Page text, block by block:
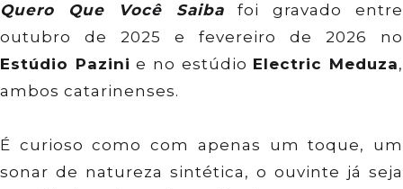
Quero Que Você Saiba foi gravado entre
outubro de 2025 e fevereiro de 2026 no
Estúdio Pazini e no estúdio Electric Meduza,
ambos catarinenses.
É curioso como com apenas um toque, um
sonar de natureza sintética, o ouvinte já seja